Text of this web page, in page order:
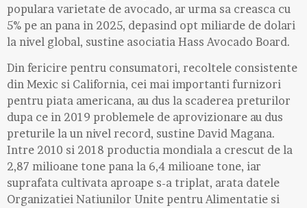
populara varietate de avocado, ar urma sa creasca cu
5% pe an pana in 2025, depasind opt miliarde de dolari
la nivel global, sustine asociatia Hass Avocado Board.
Din fericire pentru consumatori, recoltele consistente
din Mexic si California, cei mai importanti furnizori
pentru piata americana, au dus la scaderea preturilor
dupa ce in 2019 problemele de aprovizionare au dus
preturile la un nivel record, sustine David Magana.
Intre 2010 si 2018 productia mondiala a crescut de la
2,87 milioane tone pana la 6,4 milioane tone, iar
suprafata cultivata aproape s-a triplat, arata datele
Organizatiei Natiunilor Unite pentru Alimentatie si